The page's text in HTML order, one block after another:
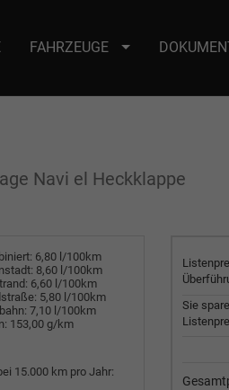
Host Name :
FAHRZEUGE
Navi el Heckklappe
Sie
6,80 l/100km
8,60 l/100km
6,60 l/100km
5,80 l/100km
7,10 l/100km
153,00 g/km
15.000 km pro Jahr: